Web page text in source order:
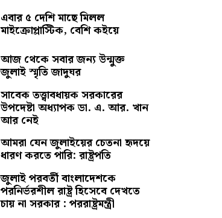
এবার ৫ দেশি মাছে মিলল
মাইক্রোপ্লাস্টিক, বেশি কইয়ে
আজ থেকে সবার জন্য উন্মুক্ত
জুলাই স্মৃতি জাদুঘর
সাবেক তত্ত্বাবধায়ক সরকারের
উপদেষ্টা অধ্যাপক ডা. এ. আর. খান
আর নেই
আমরা যেন জুলাইয়ের চেতনা হৃদয়ে
ধারণ করতে পারি: রাষ্ট্রপতি
জুলাই পরবর্তী বাংলাদেশকে
পরনির্ভরশীল রাষ্ট্র হিসেবে দেখতে
চায় না সরকার : পররাষ্ট্রমন্ত্রী